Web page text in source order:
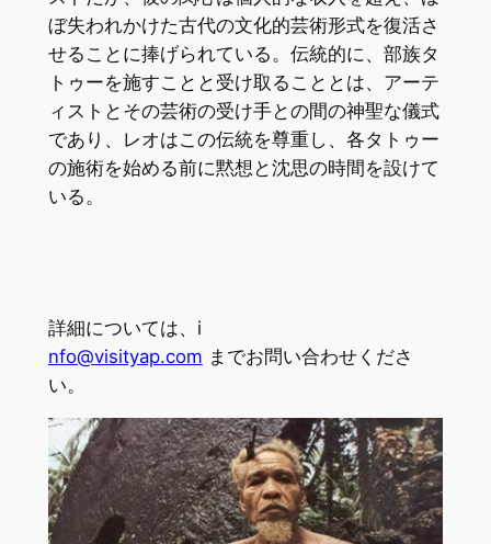
ぼ失われかけた古代の文化的芸術形式を復活さ
せることに捧げられている。伝統的に、部族タ
トゥーを施すことと受け取ることとは、アーテ
ィストとその芸術の受け手との間の神聖な儀式
であり、レオはこの伝統を尊重し、各タトゥー
の施術を始める前に黙想と沈思の時間を設けて
いる。
詳細については、i
nfo@visityap.com までお問い合わせくださ
い。